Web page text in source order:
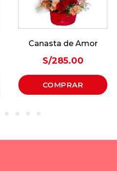
Canasta de Amor
285.00
COMPRAR